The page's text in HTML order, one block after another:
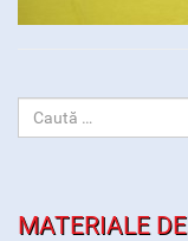
MATERIALE